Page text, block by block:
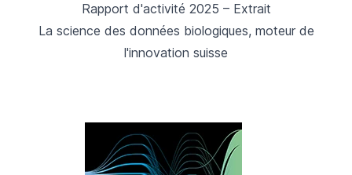
Rapport d'activité 2025 – Extrait
La science des données biologiques, moteur de
l'innovation suisse